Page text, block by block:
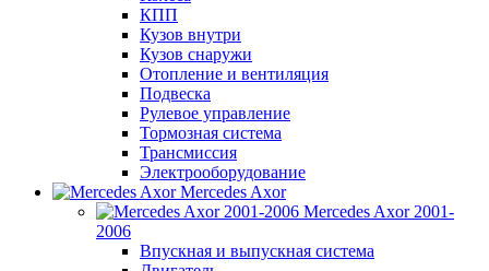
КПП
Кузов внутри
Кузов снаружи
Отопление и вентиляция
Подвеска
Рулевое управление
Тормозная система
Трансмиссия
Электрооборудование
Mercedes Axor
Mercedes Axor 2001-
2006
Впускная и выпускная система